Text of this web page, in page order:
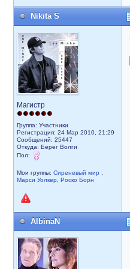
Nikita S
Магистр
Группа: Участники
Регистрация: 24 Мар 2010, 21:29
Сообщений: 25447
Откуда: Берег Волги
Пол:
Мои группы: Сиреневый мир
Марси Уолкер
Роско Борн
AlbinaN